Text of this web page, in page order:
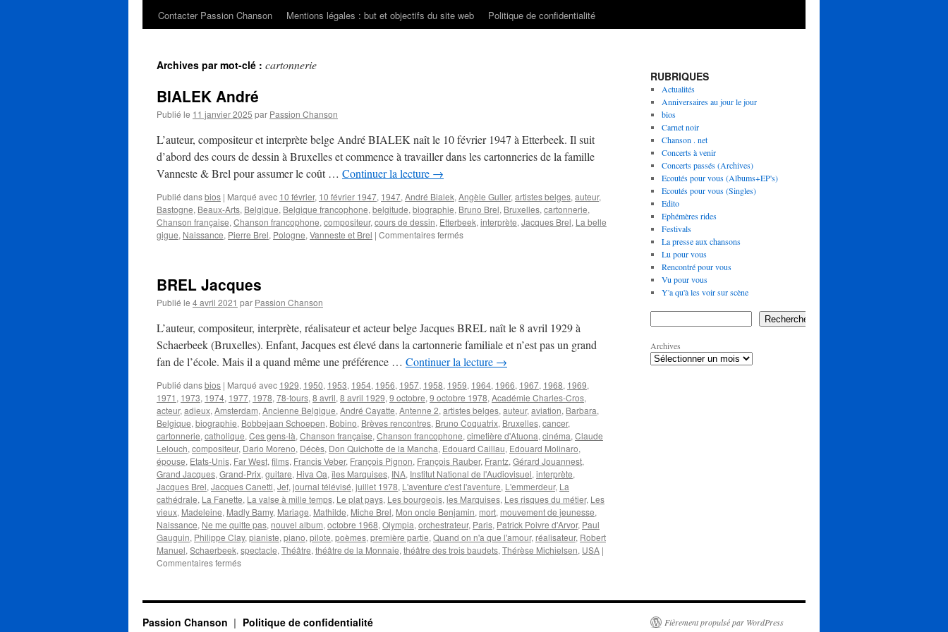
Contacter Passion Chanson
Mentions légales : but et objectifs du site web Politique de confidentialité
Archives par mot-clé : cartonnerie
BIALEK André
Publié le 11 janvier 2025 par Passion Chanson
L’auteur, compositeur et interprète belge André BIALEK naît le 10 février 1947 à Etterbeek. Il suit
d’abord des cours de dessin à Bruxelles et commence à travailler dans les cartonneries de la famille
Vanneste & Brel pour assumer le coût … Continuer la lecture →
Publié dansbios | Marqué avec 10 février, 10 février 1947, 1947, André Bialek, Angèle Guller, artistes belges, auteur,
Bastogne, Beaux-Arts, Belgique, Belgique francophone, belgitude, biographie, Bruno Brel, Bruxelles, cartonnerie,
Chanson française, Chanson francophone, compositeur, cours de dessin, Etterbeek, interprète, Jacques Brel, La belle
gigue, Naissance, Pierre Brel, Pologne, Vanneste et Brel | Commentaires ferméssur
BREL Jacques
Publié le 4 avril 2021 par Passion Chanson
L’auteur, compositeur, interprète, réalisateur et acteur belge Jacques BREL naît le 8 avril 1929 à
Schaerbeek (Bruxelles). Enfant, Jacques est élevé dans la cartonnerie familiale et n’est pas un grand
fan de l’école. Mais il a quand même une préférence … Continuer la lecture →
Publié dansbios | Marqué avec 1929, 1950, 1953, 1954, 1956, 1957, 1958, 1959, 1964, 1966, 1967, 1968, 1969,
1971 , 1973, 1974, 1977, 1978, 78-tours, 8 avril, 8 avril 1929, 9 octobre, 9 octobre 1978, Académie Charles-Cros,
acteur, adieux, Amsterdam, Ancienne Belgique, André Cayatte, Antenne 2, artistes belges, auteur, aviation, Barbara,
Belgique, biographie, Bobbejaan Schoepen, Bobino, Brèves rencontres, Bruno Coquatrix, Bruxelles, cancer,
cartonnerie, catholique, Ces gens-là, Chanson française, Chanson francophone, cimetière d'Atuona, cinéma, Claude
Lelouch, compositeur, Dario Moreno, Décès, Don Quichotte de la Mancha, Edouard Caillau, Edouard Molinaro,
épouse, Etats-Unis, Far West, films, Francis Veber, François Pignon, François Rauber, Frantz, Gérard Jouannest,
Grand Jacques, Grand-Prix, guitare, Hiva Oa, îles Marquises, INA, Institut National de l'Audiovisuel, interprète,
Jacques Brel, Jacques Canetti, Jef, journal télévisé, juillet 1978, L'aventure c'est l'aventure, L'emmerdeur, La
cathédrale, La Fanette, La valse à mille temps, Le plat pays, Les bourgeois, les Marquises, Les risques du métier, Les
vieux, Madeleine, Madly Bamy, Mariage, Mathilde, Miche Brel, Mon oncle Benjamin, mort, mouvement de jeunesse,
Naissance, Ne me quitte pas, nouvel album, octobre 1968, Olympia, orchestrateur, Paris, Patrick Poivre d'Arvor, Paul
Gauguin, Philippe Clay, pianiste, piano, pilote, poèmes, première partie, Quand on n'a que l'amour, réalisateur, Robert
Manuel, Schaerbeek, spectacle, Théâtre, théâtre de la Monnaie, théâtre des trois baudets, Thérèse Michielsen, USA |
Commentaires ferméssur
RUBRIQUES
Actualités
Anniversaires au jour le jour
bios
Carnet noir
Chanson . net
Concerts à venir
Concerts passés (Archives)
Ecoutés pour vous (Albums+EP's)
Ecoutés pour vous (Singles)
Edito
Ephémères rides
Festivals
La presse aux chansons
Lu pour vous
Rencontré pour vous
Vu pour vous
Y'a qu'à les voir sur scène
Rechercher
Archives
Passion Chanson Politique de confidentialité Fièrement propulsé par WordPress